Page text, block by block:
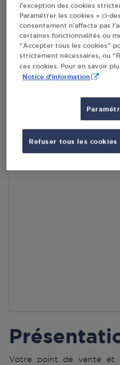
En cliquant sur « S’y rendre
d’informations (dont mon
par Google Maps afin
Votre point de vente et
l’exception des cookies
Paramétrer les cookies » ci-
consentement n’affecte pas
certaines fonctionnalités ou
“Accepter tous les cookies”
strictement nécessaires, ou
ces cookies. Pour en savoir
Notice d'information
Refuser tous les cookies